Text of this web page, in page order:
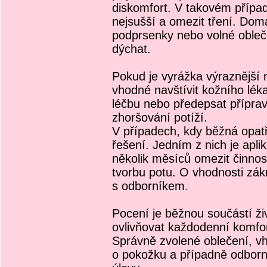
diskomfort. V takovém
nejsušší a omezit tření.
podprsenky nebo volné
dýchat.
Pokud je vyrážka výraznější
vhodné navštívit kožního
léčbu nebo předepsat
zhoršování potíží.
V případech, kdy běžná
řešení. Jedním z nich je
několik měsíců omezit
tvorbu potu. O vhodnosti
s odborníkem.
Pocení je běžnou součástí
ovlivňovat každodenní
Správně zvolené oblečení,
o pokožku a případně